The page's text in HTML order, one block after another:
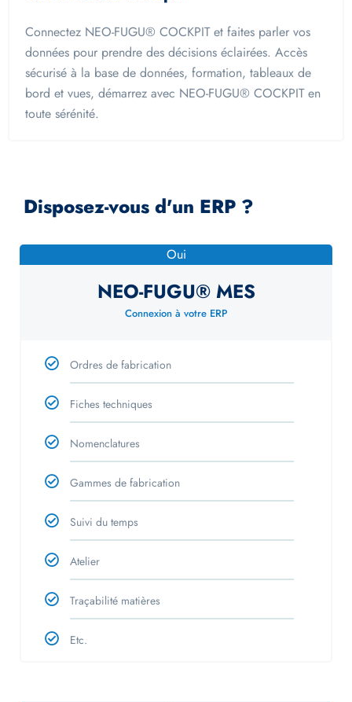
Connectez NEO-FUGU® COCKPIT et faites parler vos
données pour prendre des décisions éclairées. Accès
sécurisé à la base de données, formation, tableaux de
bord et vues, démarrez avec NEO-FUGU® COCKPIT en
toute sérénité.
Disposez-vous d'un ERP ?
Oui
NEO-FUGU® MES
Connexion à votre ERP
Ordres de fabrication
Fiches techniques
Nomenclatures
Gammes de fabrication
Suivi du temps
Atelier
Traçabilité matières
Etc.